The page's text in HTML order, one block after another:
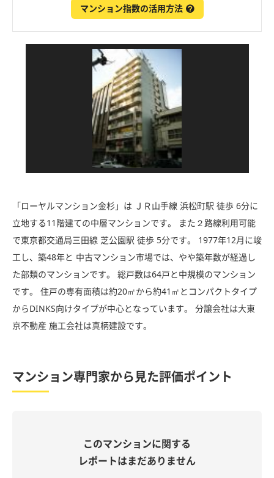
マンション指数の活用方法
「ローヤルマンション金杉」は ＪＲ山手線 浜松町駅 徒歩 6分に
立地する11階建ての中層マンションです。 また２路線利用可能
で東京都交通局三田線 芝公園駅 徒歩 5分です。 1977年12月に竣
工し、築48年と 中古マンション市場では、やや築年数が経過し
た部類のマンションです。 総戸数は64戸と中規模のマンション
です。 住戸の専有面積は約20㎡から約41㎡とコンパクトタイプ
からDINKS向けタイプが中心となっています。 分譲会社は大東
京不動産 施工会社は真柄建設です。
マンション専門家から見た評価ポイント
このマンションに関する
レポートはまだありません